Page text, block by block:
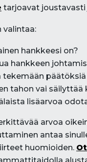
tarjoavat joustavasti
valintaa:
hankkeesi on?
hankkeen
tahon vai säilyttää
lisäarvoa
arvoa
antaa
huomioiden.